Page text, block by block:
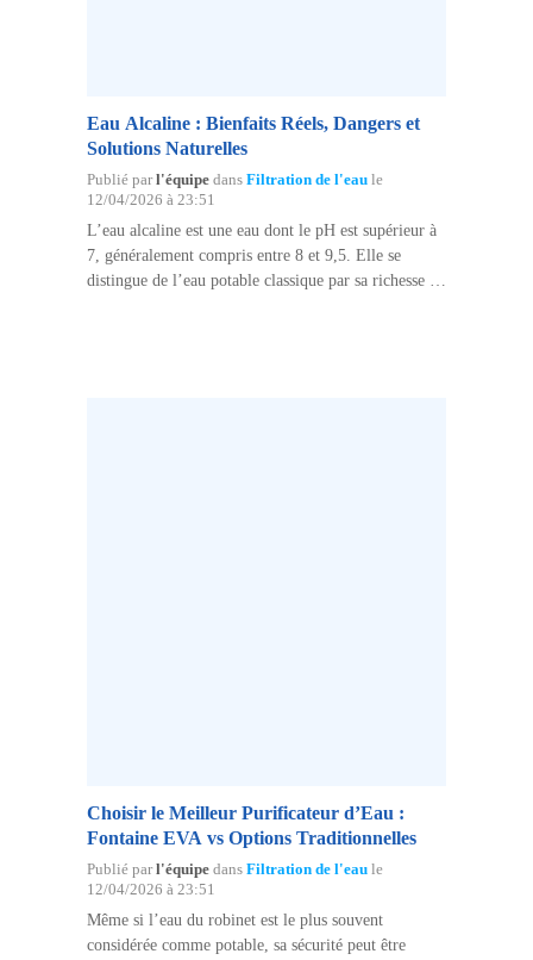
Eau Alcaline : Bienfaits Réels, Dangers et
Solutions Naturelles
Publié parl'équipedans Filtration de l'eaule
12/04/2026 à 23:51
L’eau alcaline est une eau dont le pH est supérieur à
7, généralement compris entre 8 et 9,5. Elle se
distingue de l’eau potable classique par sa richesse en
Choisir le Meilleur Purificateur d’Eau :
Fontaine EVA vs Options Traditionnelles
Publié parl'équipedans Filtration de l'eaule
12/04/2026 à 23:51
Même si l’eau du robinet est le plus souvent
considérée comme potable, sa sécurité peut être